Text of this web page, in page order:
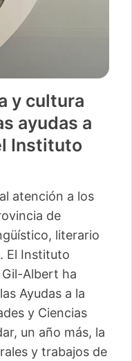
y cultura
ayudas a
Instituto
atención a los
de
literario
El Instituto
Albert ha
Ayudas a la
y Ciencias
un año más, la
y trabajos de